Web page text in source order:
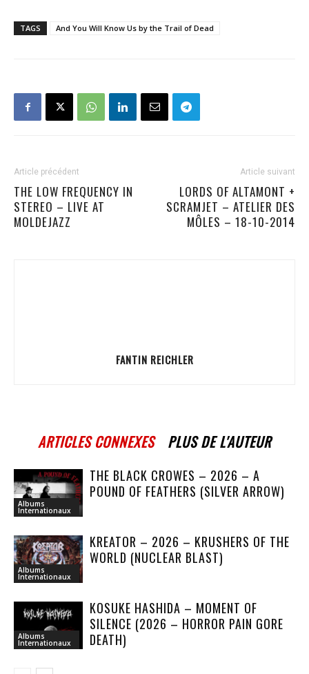
TAGS And You Will Know Us by the Trail of Dead
Article précédent
THE LOW FREQUENCY IN
STEREO – LIVE AT
MOLDEJAZZ
Article suivant
LORDS OF ALTAMONT +
SCRAMJET – ATELIER DES
MÔLES – 18-10-2014
FANTIN REICHLER
ARTICLES CONNEXES PLUS DE L'AUTEUR
Albums
Internationaux
THE BLACK CROWES – 2026 – A
POUND OF FEATHERS (SILVER ARROW)
Albums
Internationaux
KREATOR – 2026 – KRUSHERS OF THE
WORLD (NUCLEAR BLAST)
Albums
Internationaux
KOSUKE HASHIDA – MOMENT OF
SILENCE (2026 – HORROR PAIN GORE
DEATH)